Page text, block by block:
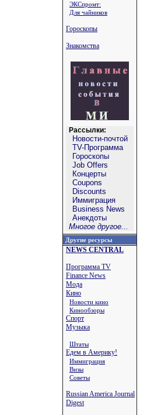
ЭКСпромт:
Для чайников
Гороскопы
Знакомства
Рассылки:
Новости-почтой
TV-Программа
Гороскопы
Job Offers
Концерты
Coupons
Discounts
Иммиграция
Business News
Анекдоты
Многое другое...
Другие ресурсы
NEWS CENTRAL
Программа TV
Finance News
Мода
Кино
Новости кино
Кинообзоры
Спорт
Музыка
Штаты
Едем в Америку!
Иммиграция
Визы
Советы
Russian America Journal
Digest